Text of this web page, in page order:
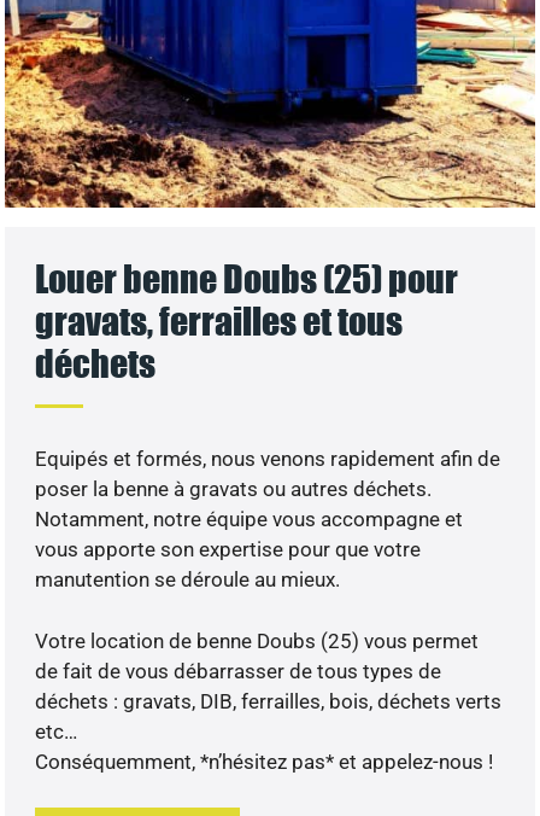
Louer benne Doubs (25) pour
gravats, ferrailles et tous
déchets
Equipés et formés, nous venons rapidement afin de
poser la benne à gravats ou autres déchets.
Notamment, notre équipe vous accompagne et
vous apporte son expertise pour que votre
manutention se déroule au mieux.
Votre location de benne Doubs (25) vous permet
de fait de vous débarrasser de tous types de
déchets : gravats, DIB, ferrailles, bois, déchets verts
etc…
Conséquemment, *n’hésitez pas* et appelez-nous !